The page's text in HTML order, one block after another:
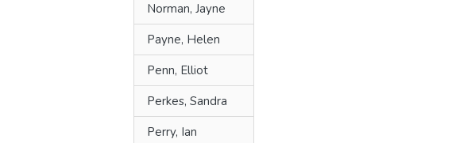
Norman, Jayne
Payne, Helen
Penn, Elliot
Perkes, Sandra
Perry, Ian